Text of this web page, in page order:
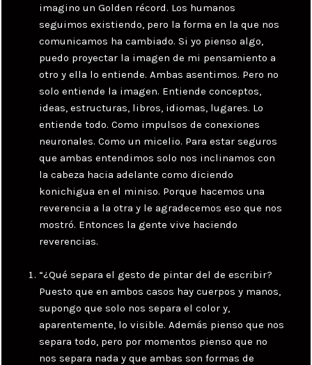
imagino un Golden récord. Los humanos
seguimos existiendo, pero la forma en la que nos
comunicamos ha cambiado. Si yo pienso algo,
puedo proyectar la imagen de mi pensamiento a
otro y ella lo entiende. Ambas asentimos. Pero no
solo entiende la imagen. Entiende conceptos,
ideas, estructuras, libros, idiomas, lugares. Lo
entiende todo. Como impulsos de conexiones
neuronales. Como un micelio. Para estar seguros
que ambas entendimos solo nos inclinamos con
la cabeza hacia adelante como diciendo
konichigua en el miniso. Porque hacemos una
reverencia a la otra y le agradecemos eso que nos
mostró. Entonces la gente vive haciendo
reverencias.
“¿Qué separa el gesto de pintar del de escribir?
Puesto que en ambos casos hay cuerpos y manos,
supongo que solo nos separa el color y,
aparentemente, lo visible. Además pienso que nos
separa todo, pero por momentos pienso que no
nos separa nada y que ambas son formas de